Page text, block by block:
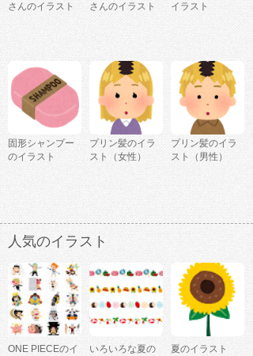
さんのイラスト
さんのイラスト
イラスト
固形シャンプー
のイラスト
プリン髪のイラ
スト（女性）
プリン髪のイラ
スト（男性）
人気のイラスト
ONE PIECEのイ
いろいろな夏の
夏のイラスト